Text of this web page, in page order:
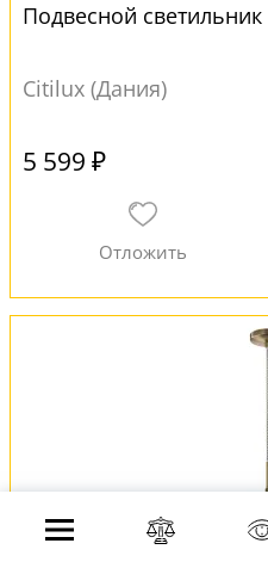
Подвесной
Citilux (Дания)
5 599 ₽